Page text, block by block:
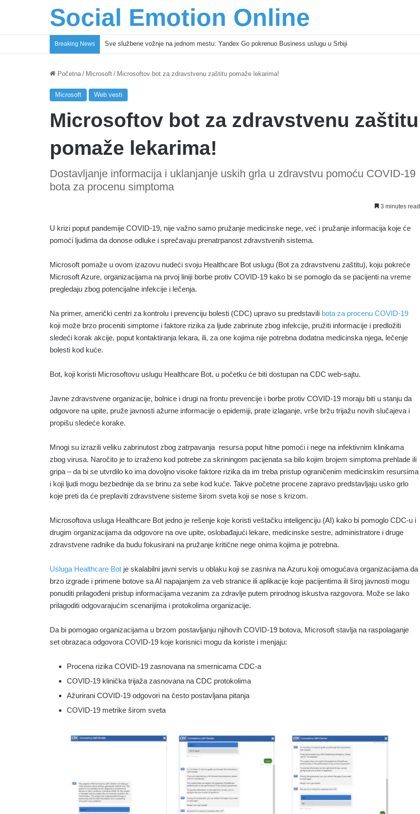
Social Emotion Online
Breaking News Coca-Cola podrška mladima i Excel Grašić osnažuju mlade u regionu
Početna / Microsoft / Microsoftov bot za zdravstvenu zaštitu pomaže lekarima!
Microsoft Web vesti
Microsoftov bot za zdravstvenu zaštitu
pomaže lekarima!
Dostavljanje informacija i uklanjanje uskih grla u zdravstvu pomoću COVID-19
bota za procenu simptoma
3 minutes read
U krizi poput pandemije COVID-19, nije važno samo pružanje medicinske nege, već i pružanje informacija koje će
pomoći ljudima da donose odluke i sprečavaju prenatrpanost zdravstvenih sistema.
Microsoft pomaže u ovom izazovu nudeći svoju Healthcare Bot uslugu (Bot za zdravstvenu zaštitu), koju pokreće
Microsoft Azure, organizacijama na prvoj liniji borbe protiv COVID-19 kako bi se pomoglo da se pacijenti na vreme
pregledaju zbog potencijalne infekcije i lečenja.
Na primer, američki centri za kontrolu i prevenciju bolesti (CDC) upravo su predstavili bota za procenu COVID-19
koji može brzo proceniti simptome i faktore rizika za ljude zabrinute zbog infekcije, pružiti informacije i predložiti
sledeći korak akcije, poput kontaktiranja lekara, ili, za one kojima nije potrebna dodatna medicinska njega, lečenje
bolesti kod kuće.
Bot, koji koristi Microsoftovu uslugu Healthcare Bot, u početku će biti dostupan na CDC web-sajtu.
Javne zdravstvene organizacije, bolnice i drugi na frontu prevencije i borbe protiv COVID-19 moraju biti u stanju da
odgovore na upite, pruže javnosti ažurne informacije o epidemiji, prate izlaganje, vrše bržu trijažu novih slučajeva i
propišu sledeće korake.
Mnogi su izrazili veliku zabrinutost zbog zatrpavanja resursa poput hitne pomoći i nege na infektivnim klinikama
zbog virusa. Naročito je to izraženo kod potrebe za skriningom pacijenata sa bilo kojim brojem simptoma prehlade ili
gripa – da bi se utvrdilo ko ima dovoljno visoke faktore rizika da im treba pristup ograničenim medicinskim resursima
i koji ljudi mogu bezbednije da se brinu za sebe kod kuće. Takve početne procene zapravo predstavljaju usko grlo
koje preti da će preplaviti zdravstvene sisteme širom sveta koji se nose s krizom.
Microsoftova usluga Healthcare Bot jedno je rešenje koje koristi veštačku inteligenciju (AI) kako bi pomoglo CDC-u i
drugim organizacijama da odgovore na ove upite, oslobađajući lekare, medicinske sestre, administratore i druge
zdravstvene radnike da budu fokusirani na pružanje kritične nege onima kojima je potrebna.
Usluga Healthcare Bot je skalabilni javni servis u oblaku koji se zasniva na Azuru koji omogućava organizacijama da
brzo izgrade i primene botove sa AI napajanjem za veb stranice ili aplikacije koje pacijentima ili široj javnosti mogu
ponuditi prilagođeni pristup informacijama vezanim za zdravlje putem prirodnog iskustva razgovora. Može se lako
prilagoditi odgovarajućim scenarijima i protokolima organizacije.
Da bi pomogao organizacijama u brzom postavljanju njihovih COVID-19 botova, Microsoft stavlja na raspolaganje
set obrazaca odgovora COVID-19 koje korisnici mogu da koriste i menjaju:
Procena rizika COVID-19 zasnovana na smernicama CDC-a
COVID-19 klinička trijaža zasnovana na CDC protokolima
Ažurirani COVID-19 odgovori na često postavljana pitanja
COVID-19 metrike širom sveta